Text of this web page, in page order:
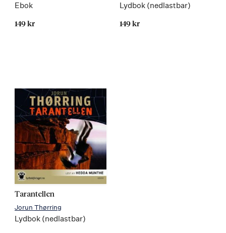
Ebok
149 kr
Lydbok (nedlastbar)
149 kr
Tarantellen
Jorun Thørring
Lydbok (nedlastbar)
Les
mer